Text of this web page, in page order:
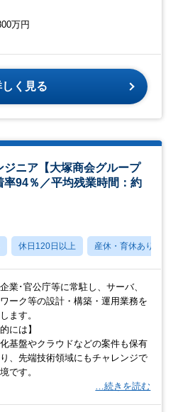
万円
しく見る
ジニア【大塚商会グループ
率94％／平均残業時間：約
休日120日以上 産休・育休あり
業･官公庁等に常駐し、サーバ、
ーク等の設計・構築・運用業務を
ます。
には】
化基盤やクラウドなどの案件も保有
、先端技術領域にもチャレンジで
です。
…続きを読む